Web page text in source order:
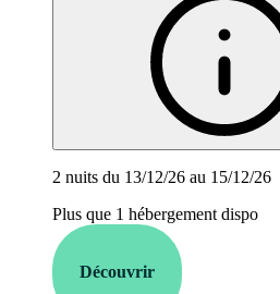
2 nuits du 13/12/26 au 15/12/26
Plus que 1 hébergement dispo
Découvrir